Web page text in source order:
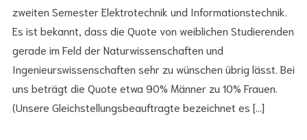
zweiten Semester Elektrotechnik und Informationstechnik.
Es ist bekannt, dass die Quote von weiblichen Studierenden
gerade im Feld der Naturwissenschaften und
Ingenieurswissenschaften sehr zu wünschen übrig lässt. Bei
uns beträgt die Quote etwa 90% Männer zu 10% Frauen.
(Unsere Gleichstellungsbeauftragte bezeichnet es […]